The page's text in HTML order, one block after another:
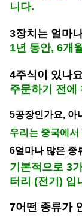
니다.
3장치는 얼마
1년 동안, 6개
4주식이 있나
주문하기 전에
5공장인가요, 아
우리는 중국에
6얼마나 많은 종
기본적으로 3
터리 (전기) 입
7어떤 종류가